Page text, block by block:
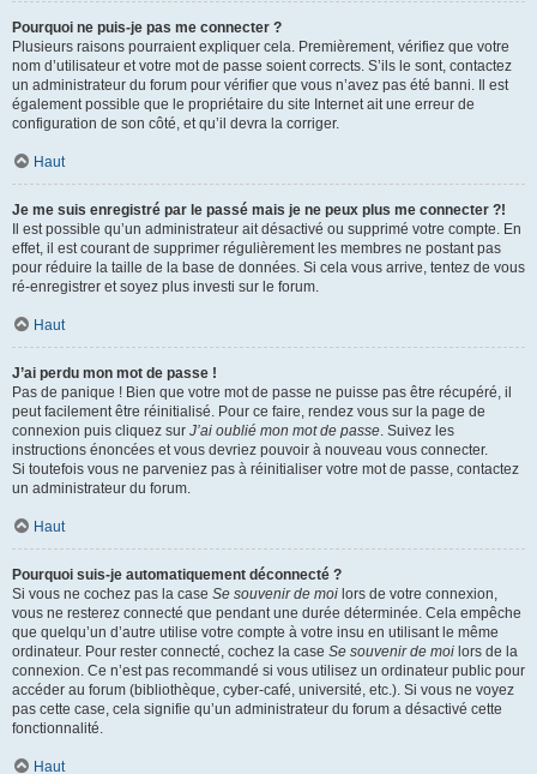
Pourquoi ne puis-je pas me connecter ?
Plusieurs raisons pourraient expliquer cela. Premièrement, vérifiez que votre
nom d’utilisateur et votre mot de passe soient corrects. S’ils le sont, contactez
un administrateur du forum pour vérifier que vous n’avez pas été banni. Il est
également possible que le propriétaire du site Internet ait une erreur de
configuration de son côté, et qu’il devra la corriger.
Haut
Je me suis enregistré par le passé mais je ne peux plus me connecter ?!
Il est possible qu’un administrateur ait désactivé ou supprimé votre compte. En
effet, il est courant de supprimer régulièrement les membres ne postant pas
pour réduire la taille de la base de données. Si cela vous arrive, tentez de vous
ré-enregistrer et soyez plus investi sur le forum.
Haut
J’ai perdu mon mot de passe !
Pas de panique ! Bien que votre mot de passe ne puisse pas être récupéré, il
peut facilement être réinitialisé. Pour ce faire, rendez vous sur la page de
connexion puis cliquez sur J’ai oublié mon mot de passe. Suivez les
instructions énoncées et vous devriez pouvoir à nouveau vous connecter.
Si toutefois vous ne parveniez pas à réinitialiser votre mot de passe, contactez
un administrateur du forum.
Haut
Pourquoi suis-je automatiquement déconnecté ?
Si vous ne cochez pas la case Se souvenir de moi lors de votre connexion,
vous ne resterez connecté que pendant une durée déterminée. Cela empêche
que quelqu’un d’autre utilise votre compte à votre insu en utilisant le même
ordinateur. Pour rester connecté, cochez la case Se souvenir de moi lors de la
connexion. Ce n’est pas recommandé si vous utilisez un ordinateur public pour
accéder au forum (bibliothèque, cyber-café, université, etc.). Si vous ne voyez
pas cette case, cela signifie qu’un administrateur du forum a désactivé cette
fonctionnalité.
Haut